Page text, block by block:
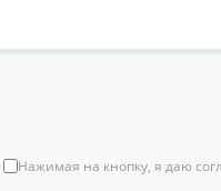
Нажимая на кнопку, я даю